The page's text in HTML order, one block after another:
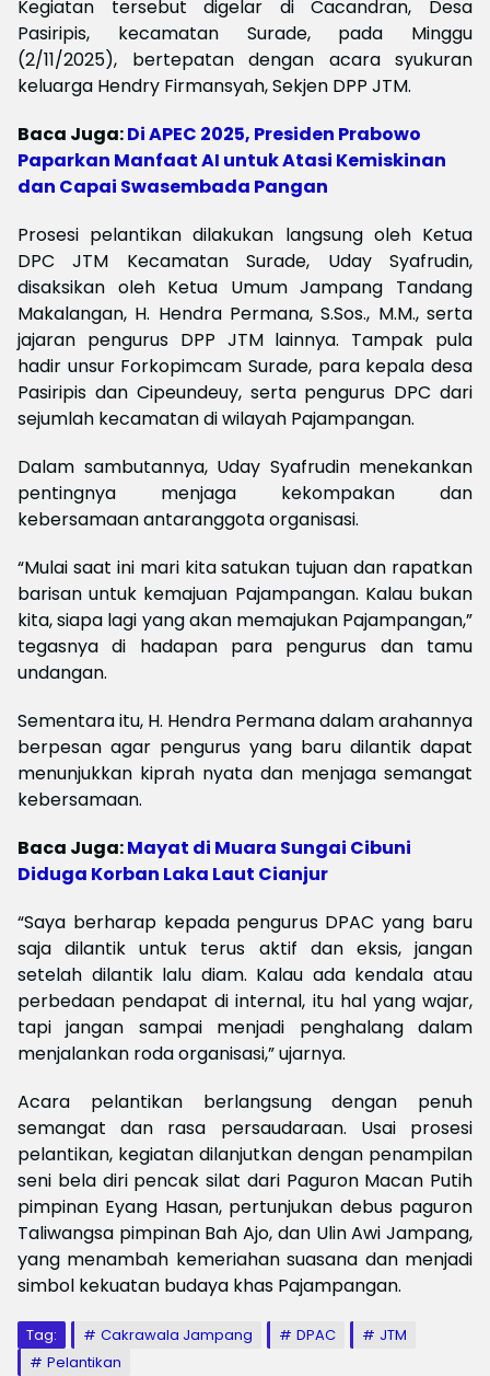
Kegiatan tersebut digelar di Cacandran, Desa
Pasiripis, kecamatan Surade, pada Minggu
(2/11/2025), bertepatan dengan acara syukuran
keluarga Hendry Firmansyah, Sekjen DPP JTM.
Baca Juga:Di APEC 2025, Presiden Prabowo
Paparkan Manfaat AI untuk Atasi Kemiskinan
dan Capai Swasembada Pangan
Prosesi pelantikan dilakukan langsung oleh Ketua
DPC JTM Kecamatan Surade, Uday Syafrudin,
disaksikan oleh Ketua Umum Jampang Tandang
Makalangan, H. Hendra Permana, S.Sos., M.M., serta
jajaran pengurus DPP JTM lainnya. Tampak pula
hadir unsur Forkopimcam Surade, para kepala desa
Pasiripis dan Cipeundeuy, serta pengurus DPC dari
sejumlah kecamatan di wilayah Pajampangan.
Dalam sambutannya, Uday Syafrudin menekankan
pentingnya menjaga kekompakan dan
kebersamaan antaranggota organisasi.
“Mulai saat ini mari kita satukan tujuan dan rapatkan
barisan untuk kemajuan Pajampangan. Kalau bukan
kita, siapa lagi yang akan memajukan Pajampangan,”
tegasnya di hadapan para pengurus dan tamu
undangan.
Sementara itu, H. Hendra Permana dalam arahannya
berpesan agar pengurus yang baru dilantik dapat
menunjukkan kiprah nyata dan menjaga semangat
kebersamaan.
Baca Juga:Mayat di Muara Sungai Cibuni
Diduga Korban Laka Laut Cianjur
“Saya berharap kepada pengurus DPAC yang baru
saja dilantik untuk terus aktif dan eksis, jangan
setelah dilantik lalu diam. Kalau ada kendala atau
perbedaan pendapat di internal, itu hal yang wajar,
tapi jangan sampai menjadi penghalang dalam
menjalankan roda organisasi,” ujarnya.
Acara pelantikan berlangsung dengan penuh
semangat dan rasa persaudaraan. Usai prosesi
pelantikan, kegiatan dilanjutkan dengan penampilan
seni bela diri pencak silat dari Paguron Macan Putih
pimpinan Eyang Hasan, pertunjukan debus paguron
Taliwangsa pimpinan Bah Ajo, dan Ulin Awi Jampang,
yang menambah kemeriahan suasana dan menjadi
simbol kekuatan budaya khas Pajampangan.
Tag: Cakrawala Jampang DPAC
JTM
Pelantikan